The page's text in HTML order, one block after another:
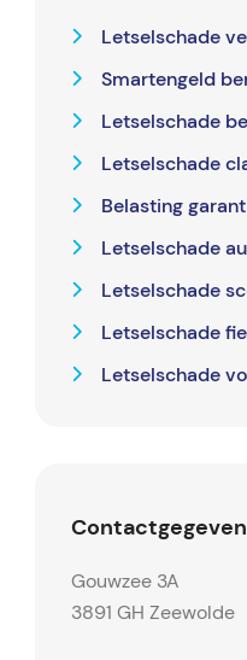
Letselschade
Smartengeld
Letselschade
Letselschade
Belasting
Letselschade
Letselschade
Letselschade
Letselschade
Gouwzee 3A
3891 GH Zeewolde